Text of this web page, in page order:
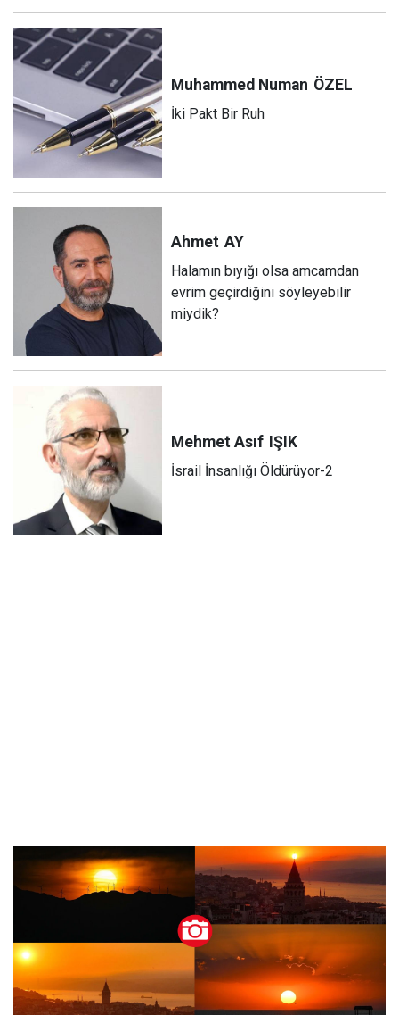
Muhammed Numan ÖZEL
İki Pakt Bir Ruh
Ahmet AY
Halamın bıyığı olsa amcamdan
evrim geçirdiğini söyleyebilir
miydik?
Mehmet Asıf IŞIK
İsrail İnsanlığı Öldürüyor-2